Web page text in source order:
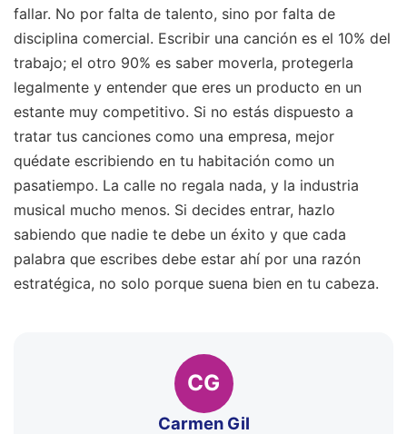
fallar. No por falta de talento, sino por falta de
disciplina comercial. Escribir una canción es el 10% del
trabajo; el otro 90% es saber moverla, protegerla
legalmente y entender que eres un producto en un
estante muy competitivo. Si no estás dispuesto a
tratar tus canciones como una empresa, mejor
quédate escribiendo en tu habitación como un
pasatiempo. La calle no regala nada, y la industria
musical mucho menos. Si decides entrar, hazlo
sabiendo que nadie te debe un éxito y que cada
palabra que escribes debe estar ahí por una razón
estratégica, no solo porque suena bien en tu cabeza.
CG
Carmen Gil